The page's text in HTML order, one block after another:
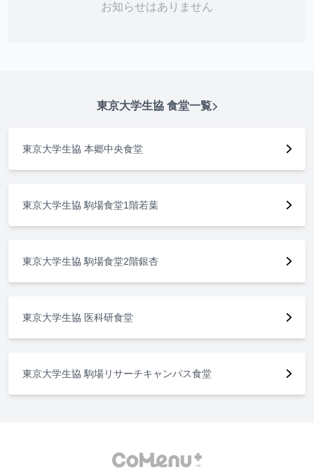
お知らせはありません
東京大学生協 食堂一覧
東京大学生協 本郷中央食堂
東京大学生協 駒場食堂1階若葉
東京大学生協 駒場食堂2階銀杏
東京大学生協 医科研食堂
東京大学生協 駒場リサーチキャンパス食堂